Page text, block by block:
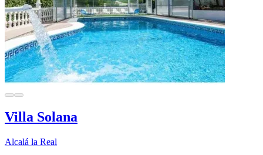
Villa Solana
Alcalá la Real